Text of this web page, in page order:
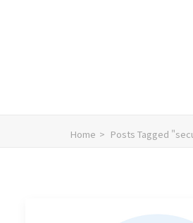
Home Posts Tagged